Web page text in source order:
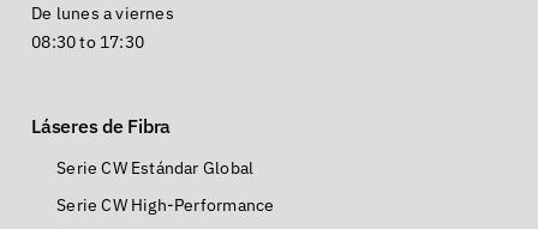
De lunes a viernes
08:30 to 17:30
Láseres de Fibra
Serie CW Estándar Global
Serie CW High-Performance